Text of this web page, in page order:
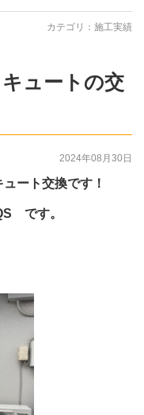
カテゴリ： 施工実績
ュートの交
2024年08月30日
ート交換です！
です。